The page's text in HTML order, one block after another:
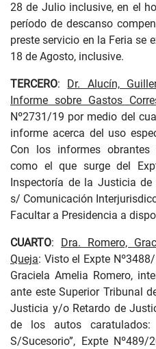
28 de Julio inclusive, en el
período de descanso
preste servicio en la Feria se
18 de Agosto, inclusive.
TERCERO: Dr. Alucín,
Informe sobre Gastos
Nº2731/19 por medio del
informe acerca del uso
Con los informes
como el que surge del
Inspectoría de la Justicia
s/ Comunicación
Facultar a Presidencia a
CUARTO: Dra. Romero,
Queja: Visto el Expte
Graciela Amelia Romero,
ante este Superior Tribunal
Justicia y/o Retardo de
de los autos caratulados:
S/Sucesorio”, Expte